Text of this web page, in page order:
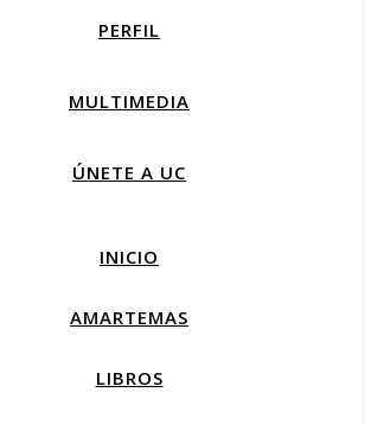
PERFIL
MULTIMEDIA
ÚNETE A UC
INICIO
AMARTEMAS
LIBROS